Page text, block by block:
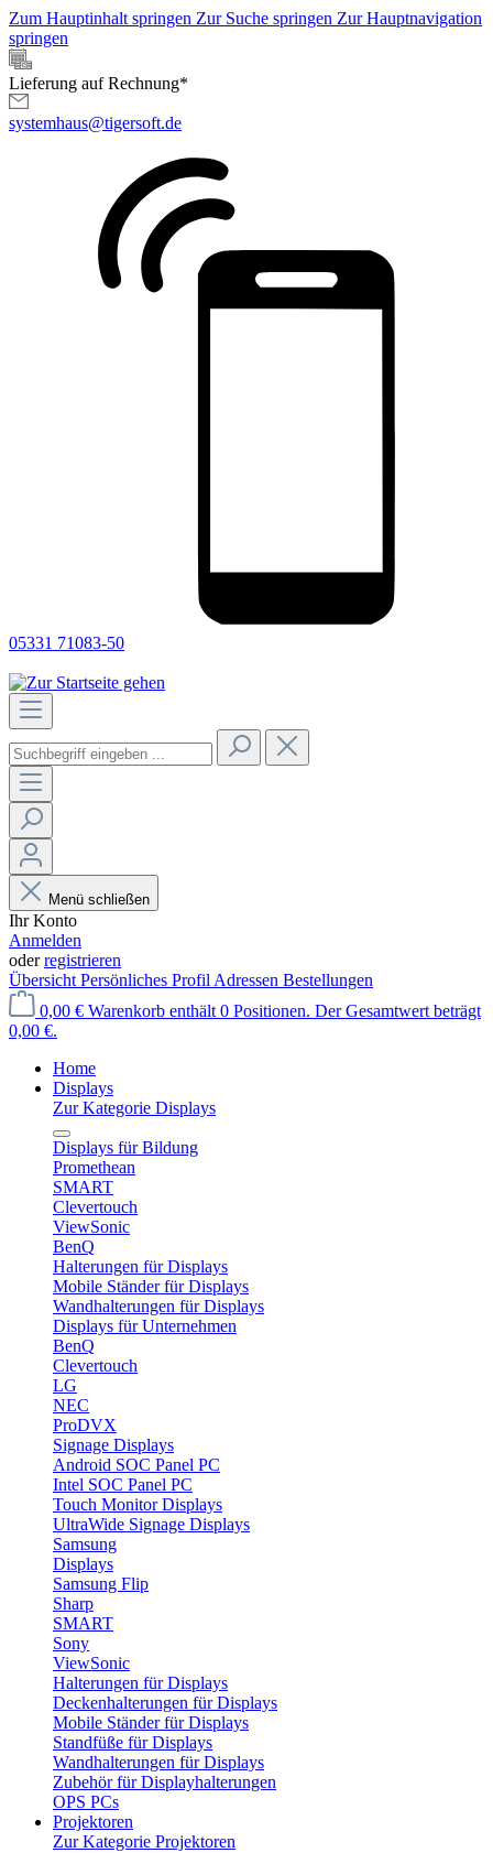
Zum Hauptinhalt springen Zur Suche springen Zur Hauptnavigation
springen
Lieferung auf Rechnung*
systemhaus@tigersoft.de
05331 71083-50
Menü schließen
Ihr Konto
Anmelden
oderregistrieren
Übersicht Persönliches Profil Adressen Bestellungen
0,00 € Warenkorb enthält 0 Positionen. Der Gesamtwert beträgt
0,00 €.
Home
Displays
Zur Kategorie Displays
Displays für Bildung
Promethean
SMART
Clevertouch
ViewSonic
BenQ
Halterungen für Displays
Mobile Ständer für Displays
Wandhalterungen für Displays
Displays für Unternehmen
BenQ
Clevertouch
LG
NEC
ProDVX
Signage Displays
Android SOC Panel PC
Intel SOC Panel PC
Touch Monitor Displays
UltraWide Signage Displays
Samsung
Displays
Samsung Flip
Sharp
SMART
Sony
ViewSonic
Halterungen für Displays
Deckenhalterungen für Displays
Mobile Ständer für Displays
Standfüße für Displays
Wandhalterungen für Displays
Zubehör für Displayhalterungen
OPS PCs
Projektoren
Zur Kategorie Projektoren